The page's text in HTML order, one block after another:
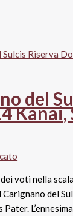
del
Kanai,
voti nella
del
Pater.